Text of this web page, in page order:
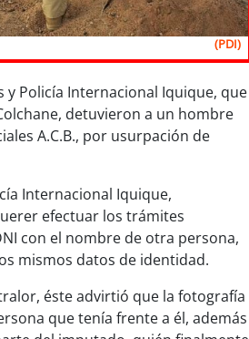
(PDI)
Policía Internacional Iquique, que
detuvieron a un hombre
A.C.B., por usurpación de
Internacional Iquique,
efectuar los trámites
con el nombre de otra persona,
mismos datos de identidad.
éste advirtió que la fotografía
que tenía frente a él, además